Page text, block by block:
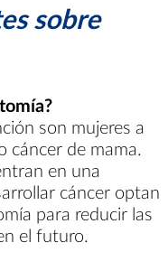
sobre
son mujeres a
cáncer de mama.
en una
cáncer optan
para reducir las
el futuro.